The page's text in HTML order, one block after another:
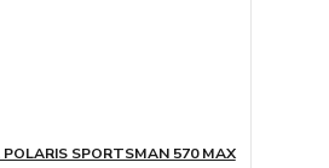
POLARIS SPORTSMAN 570 MAX